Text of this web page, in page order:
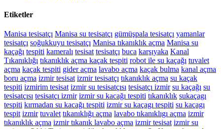
Etiketler
Manisa tesisatçı Manisa su tesisatçı gümüşpala tesisatçı yamanlar
tesisatçı soğukkuyu tesisatçı Manisa tıkanıklık açma Manisa su
kaçağı tespiti kameralı tesisat tesisatçı buca karşıyaka Kanal
Tıkanıklığı tıkanıklık açma kaçak tespiti robot ile su kaçağı tuvalet
açma kaçak tespiti gider açma lavabo açma kaçak bulma kanal açma
boru açma izmir tesisat izmir tesisatçı tıkanıklık açma su kaçak
tespiti izmirim tesisat izmir su tesisatçısı tesisatçı izmir su kaçağı su
tesisatçısı tesisatçı izmir izmir su kacağı tespiti tıkanıklık sukaçagı
tespiti kırmadan su kacağı tespiti izmir su kaçagı tespiti su kaçagı
tespit izmir tuvalet tıkanıklığı açma lavabo tıkanıklıgı açma izmir
tıkanıklık açma izmir tıkanık lavabo açma izmir tesisat izmir su